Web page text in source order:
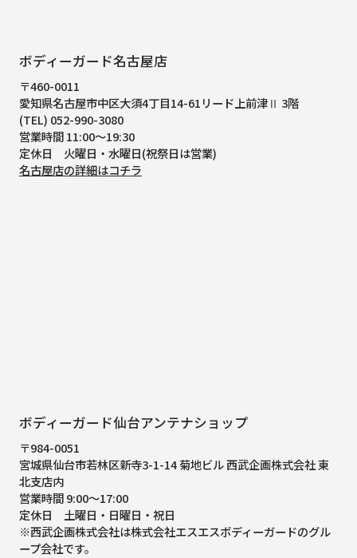
ボディーガード名古屋店
〒460-0011
愛知県名古屋市中区大須4丁目14-61リード上前津Ⅱ 3階
(TEL) 052-990-3080
営業時間 11:00～19:30
定休日 火曜日・水曜日(祝祭日は営業)
名古屋店の詳細はコチラ
ボディーガード仙台アンテナショップ
〒984-0051
宮城県仙台市若林区新寺3-1-14 菊地ビル 西武企画株式会社 東
北支店内
営業時間 9:00～17:00
定休日 土曜日・日曜日・祝日
※西武企画株式会社は株式会社エスエスボディーガードのグル
ープ会社です。